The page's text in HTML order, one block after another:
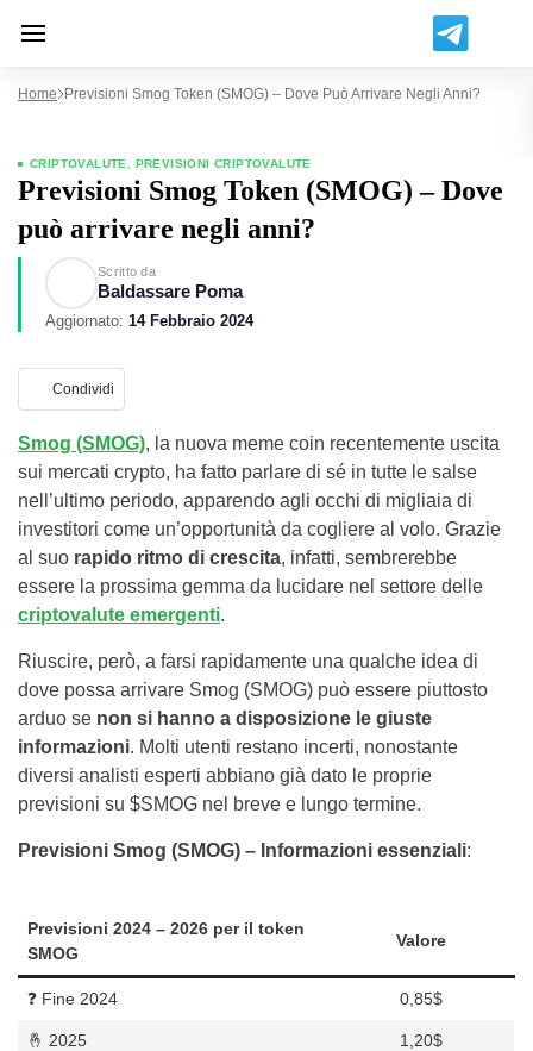
Home Previsioni Smog Token (SMOG) – Dove Può Arrivare Negli Anni?
CRIPTOVALUTE PREVISIONI CRIPTOVALUTE
Previsioni Smog Token (SMOG) – Dove
può arrivare negli anni?
Scritto da
Baldassare Poma
Aggiornato: 14 Febbraio 2024
Condividi
Smog (SMOG), la nuova meme coin recentemente uscita
sui mercati crypto, ha fatto parlare di sé in tutte le salse
nell’ultimo periodo, apparendo agli occhi di migliaia di
investitori come un’opportunità da cogliere al volo. Grazie
al suo rapido ritmo di crescita, infatti, sembrerebbe
essere la prossima gemma da lucidare nel settore delle
criptovalute emergenti.
Riuscire, però, a farsi rapidamente una qualche idea di
dove possa arrivare Smog (SMOG) può essere piuttosto
arduo se non si hanno a disposizione le giuste
informazioni. Molti utenti restano incerti, nonostante
diversi analisti esperti abbiano già dato le proprie
previsioni su $SMOG nel breve e lungo termine.
Previsioni Smog (SMOG) – Informazioni essenziali:
Previsioni 2024 – 2026 per il token
SMOG
Valore
❓ Fine 2024 0,85$
🤞 2025 1,20$